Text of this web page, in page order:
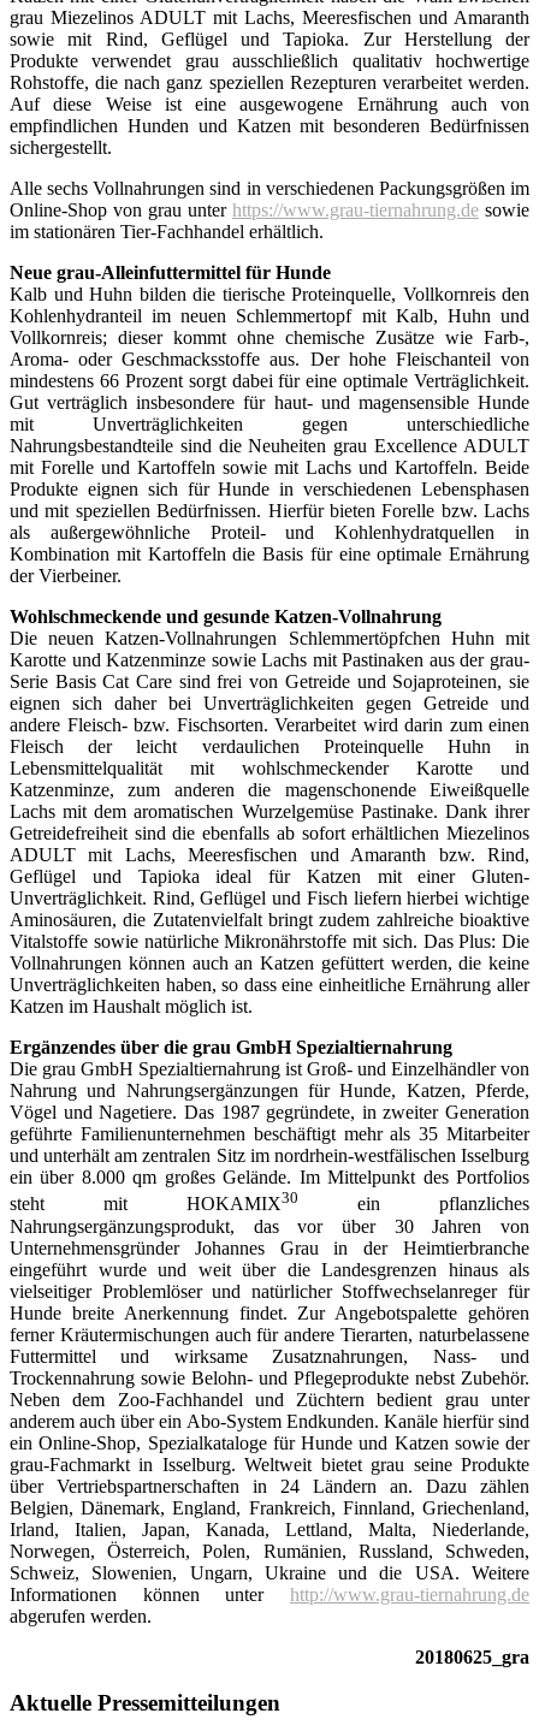
grau Miezelinos ADULT mit Lachs, Meeresfischen und Amaranth
sowie mit Rind, Geflügel und Tapioka. Zur Herstellung der
Produkte verwendet grau ausschließlich qualitativ hochwertige
Rohstoffe, die nach ganz speziellen Rezepturen verarbeitet werden.
Auf diese Weise ist eine ausgewogene Ernährung auch von
empfindlichen Hunden und Katzen mit besonderen Bedürfnissen
sichergestellt.
Alle sechs Vollnahrungen sind in verschiedenen Packungsgrößen im
Online-Shop von grau unter https://www.grau-tiernahrung.de sowie
im stationären Tier-Fachhandel erhältlich.
Neue grau-Alleinfuttermittel für Hunde
Kalb und Huhn bilden die tierische Proteinquelle, Vollkornreis den
Kohlenhydranteil im neuen Schlemmertopf mit Kalb, Huhn und
Vollkornreis; dieser kommt ohne chemische Zusätze wie Farb-,
Aroma- oder Geschmacksstoffe aus. Der hohe Fleischanteil von
mindestens 66 Prozent sorgt dabei für eine optimale Verträglichkeit.
Gut verträglich insbesondere für haut- und magensensible Hunde
mit Unverträglichkeiten gegen unterschiedliche
Nahrungsbestandteile sind die Neuheiten grau Excellence ADULT
mit Forelle und Kartoffeln sowie mit Lachs und Kartoffeln. Beide
Produkte eignen sich für Hunde in verschiedenen Lebensphasen
und mit speziellen Bedürfnissen. Hierfür bieten Forelle bzw. Lachs
als außergewöhnliche Proteil- und Kohlenhydratquellen in
Kombination mit Kartoffeln die Basis für eine optimale Ernährung
der Vierbeiner.
Wohlschmeckende und gesunde Katzen-Vollnahrung
Die neuen Katzen-Vollnahrungen Schlemmertöpfchen Huhn mit
Karotte und Katzenminze sowie Lachs mit Pastinaken aus der grau-
Serie Basis Cat Care sind frei von Getreide und Sojaproteinen, sie
eignen sich daher bei Unverträglichkeiten gegen Getreide und
andere Fleisch- bzw. Fischsorten. Verarbeitet wird darin zum einen
Fleisch der leicht verdaulichen Proteinquelle Huhn in
Lebensmittelqualität mit wohlschmeckender Karotte und
Katzenminze, zum anderen die magenschonende Eiweißquelle
Lachs mit dem aromatischen Wurzelgemüse Pastinake. Dank ihrer
Getreidefreiheit sind die ebenfalls ab sofort erhältlichen Miezelinos
ADULT mit Lachs, Meeresfischen und Amaranth bzw. Rind,
Geflügel und Tapioka ideal für Katzen mit einer Gluten-
Unverträglichkeit. Rind, Geflügel und Fisch liefern hierbei wichtige
Aminosäuren, die Zutatenvielfalt bringt zudem zahlreiche bioaktive
Vitalstoffe sowie natürliche Mikronährstoffe mit sich. Das Plus: Die
Vollnahrungen können auch an Katzen gefüttert werden, die keine
Unverträglichkeiten haben, so dass eine einheitliche Ernährung aller
Katzen im Haushalt möglich ist.
Ergänzendes über die grau GmbH Spezialtiernahrung
Die grau GmbH Spezialtiernahrung ist Groß- und Einzelhändler von
Nahrung und Nahrungs­ergänzungen für Hunde, Katzen, Pferde,
Vögel und Nagetiere. Das 1987 gegründete, in zweiter Generation
geführte Familienunternehmen beschäftigt mehr als 35 Mitarbeiter
und unterhält am zentralen Sitz im nordrhein-westfälischen Isselburg
ein über 8.000 qm großes Gelände. Im Mittelpunkt des Portfolios
steht mit HOKAMIX30
ein pflanzliches
Nahrungsergänzungsprodukt, das vor über 30 Jahren von
Unternehmensgründer Johannes Grau in der Heimtierbranche
eingeführt wurde und weit über die Landesgrenzen hinaus als
vielseitiger Problemlöser und natürlicher Stoffwechselanreger für
Hunde breite Anerkennung findet. Zur Angebotspalette gehören
ferner Kräutermischungen auch für andere Tierarten, naturbelassene
Futtermittel und wirksame Zusatznahrungen, Nass- und
Trockennahrung sowie Belohn- und Pflegeprodukte nebst Zubehör.
Neben dem Zoo-Fachhandel und Züchtern bedient grau unter
anderem auch über ein Abo-System Endkunden. Kanäle hierfür sind
ein Online-Shop, Spezialkataloge für Hunde und Katzen sowie der
grau-Fachmarkt in Isselburg. Weltweit bietet grau seine Produkte
über Vertriebspartnerschaften in 24 Ländern an. Dazu zählen
Belgien, Dänemark, England, Frankreich, Finnland, Griechenland,
Irland, Italien, Japan, Kanada, Lettland, Malta, Niederlande,
Norwegen, Österreich, Polen, Rumänien, Russland, Schweden,
Schweiz, Slowenien, Ungarn, Ukraine und die USA. Weitere
Informationen können unter http://www.grau-tiernahrung.de
abgerufen werden.
20180625_gra
Seitenspalte
Aktuelle Pressemitteilungen